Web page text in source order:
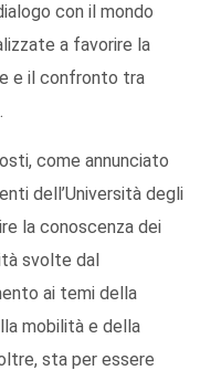
con il mondo
a favorire la
e il confronto tra
come annunciato
dell’Università degli
la conoscenza dei
svolte dal
ai temi della
mobilità e della
sta per essere